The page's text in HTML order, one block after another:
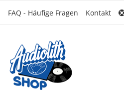
FAQ - Häufige Fragen Kontakt